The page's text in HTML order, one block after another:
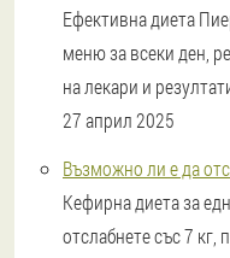
Ефективна диета
меню за всеки ден,
на лекари и
27 април 2025
Възможно ли е да
Кефирна диета за
отслабнете със 7 кг,